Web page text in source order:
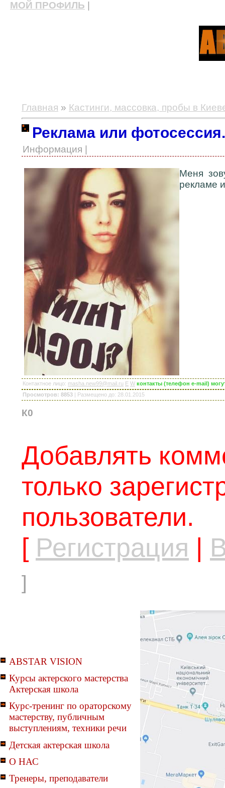
МОЙ ПРОФИЛЬ
Главная » Кастинги, массовка, пробы в
Реклама или фотосессия.
Информация |
Меня
рекламе
Контактное лицо: masha.new99@mail.ru E W контакты (телефон e-mail)
Просмотров: 8853 | Размещено до: 28.01.2015
К0
Добавлять
только
пользователи.
[ Регистрация |
]
ABSTAR VISION
Курсы актерского мастерства
Актерская школа
Курс-тренинг по ораторскому
мастерству, публичным
выступлениям, техники речи
Детская актерская школа
О НАС
Тренеры, преподаватели